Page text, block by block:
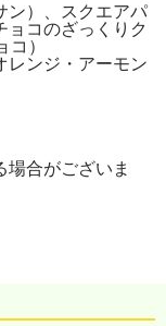
ン）、スクエアパ
ョコのざっくりク
）
レンジ・アーモン
合がございま